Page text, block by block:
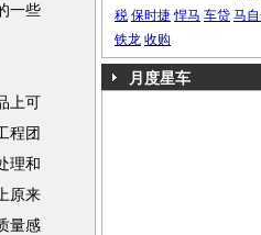
一些
上可
程团
理和
原来
量感
税 保时捷 悍马 车贷 马
铁龙 收购
月度星车